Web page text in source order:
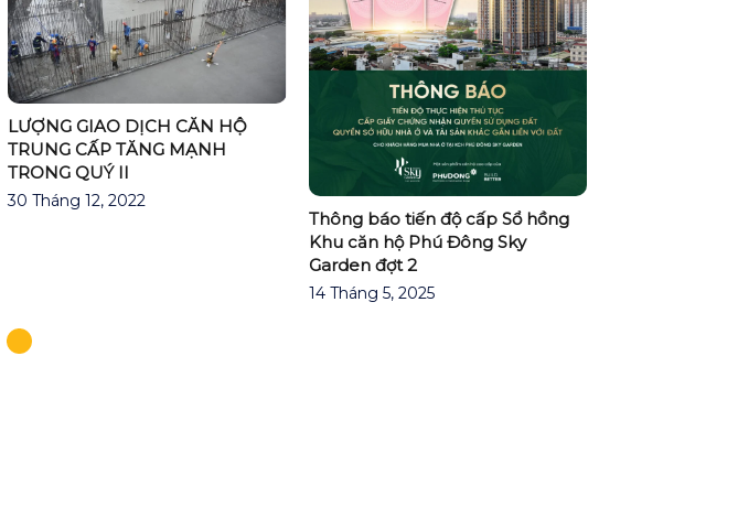
LƯỢNG GIAO DỊCH CĂN HỘ
TRUNG CẤP TĂNG MẠNH
TRONG QUÝ II
30 Tháng 12, 2022
Thông báo tiến độ cấp Sổ hồng
Khu căn hộ Phú Đông Sky
Garden đợt 2
14 Tháng 5, 2025